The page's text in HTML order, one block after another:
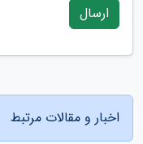
ارسال
اخبار و مقالات مرتبط